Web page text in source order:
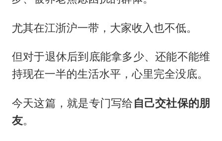
尤其在江浙沪一带，大家收入也不低。
但对于退休后到底能拿多少、还能不能维
持现在一半的生活水平，心里完全没底。
今天这篇，就是专门写给自己交社保的朋
友。